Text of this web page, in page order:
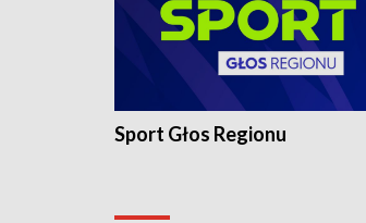
Sport Głos Regionu